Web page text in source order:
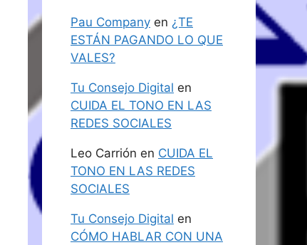
Pau Company en ¿TE
ESTÁN PAGANDO LO QUE
VALES?
Tu Consejo Digital en
CUIDA EL TONO EN LAS
REDES SOCIALES
Leo Carrión en CUIDA EL
TONO EN LAS REDES
SOCIALES
Tu Consejo Digital en
CÓMO HABLAR CON UNA